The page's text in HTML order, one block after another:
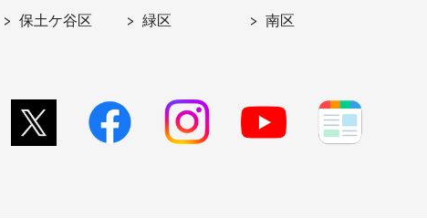
保土ケ谷区 緑区 南区